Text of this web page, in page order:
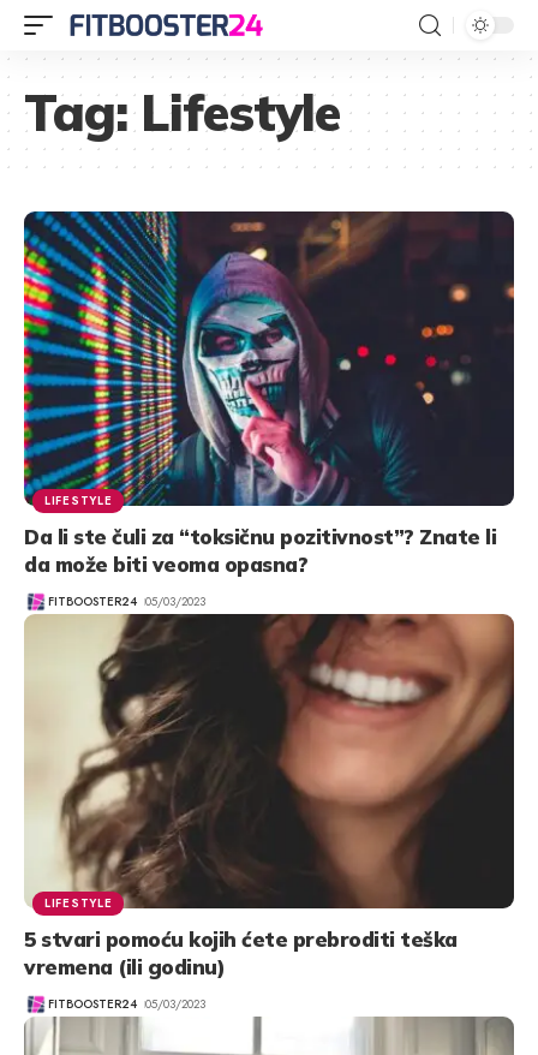
Tag:Lifestyle
LIFESTYLE
Da li ste čuli za “toksičnu pozitivnost”? Znate li
da može biti veoma opasna?
FITBOOSTER24 05/03/2023
LIFESTYLE
5 stvari pomoću kojih ćete prebroditi teška
vremena (ili godinu)
FITBOOSTER24 05/03/2023